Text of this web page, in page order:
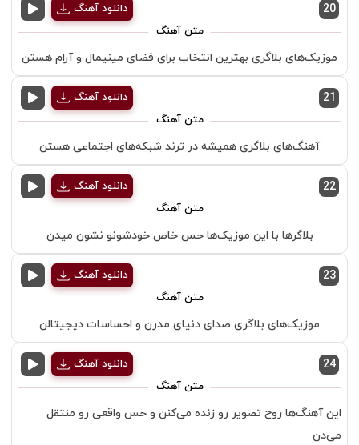
20 دانلود آهنگ
موزیک‌های بلاگری بهترین انتخاب برای فضای مینیمال و آرام هستن
21 دانلود آهنگ
آهنگ‌های بلاگری همیشه در ترند شبکه‌های اجتماعی هستن
22 دانلود آهنگ
بلاگرها با این موزیک‌ها حس خاص خودشونو نشون میدن
23 دانلود آهنگ
موزیک‌های بلاگری صدای دنیای مدرن و احساسات دیجیتالن
24 دانلود آهنگ
این آهنگ‌ها روح تصویر رو زنده می‌کنن و حس واقعی رو منتقل
می‌دن